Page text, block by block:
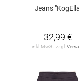
Jeans
32,99 €
inkl. MwSt. zzgl.